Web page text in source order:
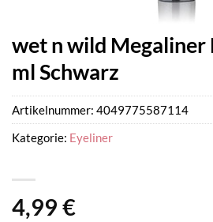
wet n wild Megaliner
ml Schwarz
4,99 €
Artikelnummer: 4049775587114
Kategorie: Eyeliner